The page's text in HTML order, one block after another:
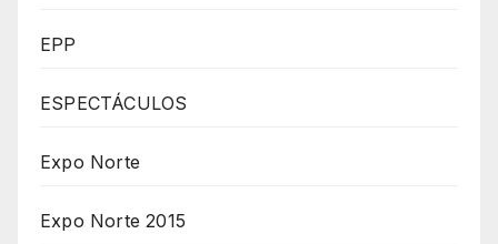
EPP
ESPECTÁCULOS
Expo Norte
Expo Norte 2015